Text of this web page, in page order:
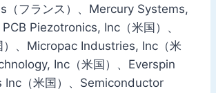
（フランス）、Mercury Systems,
Piezotronics, Inc（米国）、
）、Micropac Industries, Inc（米
Inc（米国）、Everspin
Inc（米国）、Semiconductor